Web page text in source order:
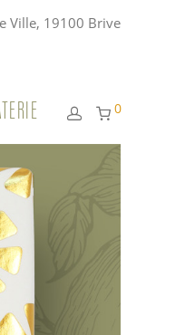
0
Ville, 19100 Brive